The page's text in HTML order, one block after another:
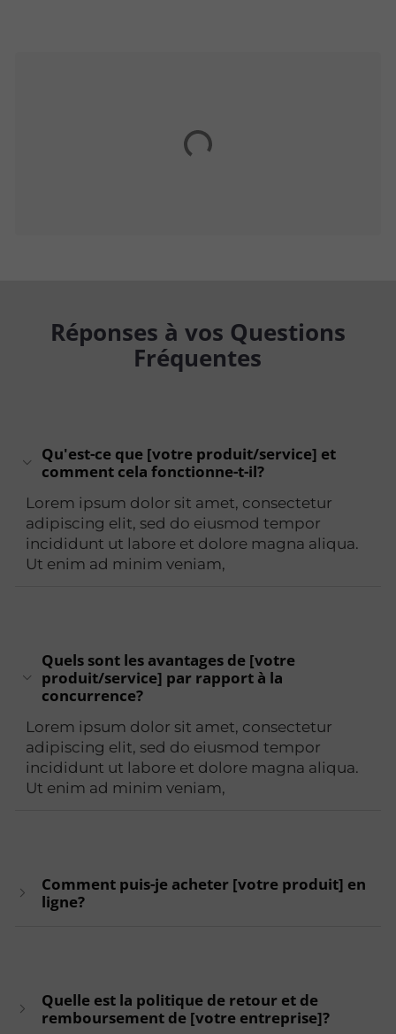
Réponses à vos Questions
Fréquentes
Qu'est-ce que [votre produit/service] et
comment cela fonctionne-t-il?
Lorem ipsum dolor sit amet, consectetur
adipiscing elit, sed do eiusmod tempor
incididunt ut labore et dolore magna aliqua.
Ut enim ad minim veniam,
Quels sont les avantages de [votre
produit/service] par rapport à la
concurrence?
Lorem ipsum dolor sit amet, consectetur
adipiscing elit, sed do eiusmod tempor
incididunt ut labore et dolore magna aliqua.
Ut enim ad minim veniam,
Comment puis-je acheter [votre produit] en
ligne?
Quelle est la politique de retour et de
remboursement de [votre entreprise]?